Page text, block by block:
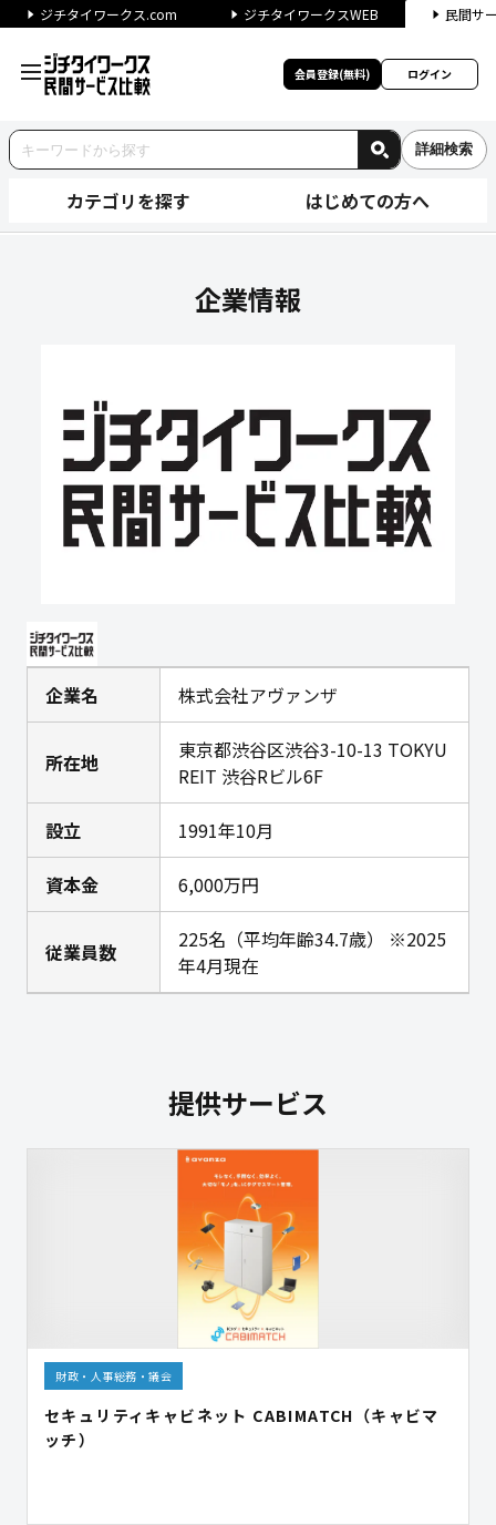
ジチタイワークス.com ジチタイワークスWEB 民間サ
会員登録(無料) ログイン
詳細検索
カテゴリを探す はじめての方へ
企業情報
企業名 株式会社アヴァンザ
所在地
東京都渋谷区渋谷3-10-13 TOKYU
REIT 渋谷Rビル6F
設立 1991年10月
資本金 6,000万円
従業員数
225名（平均年齢34.7歳） ※2025
年4月現在
提供サービス
財政・人事総務・議会
セキュリティキャビネット CABIMATCH（キャビマ
ッチ）